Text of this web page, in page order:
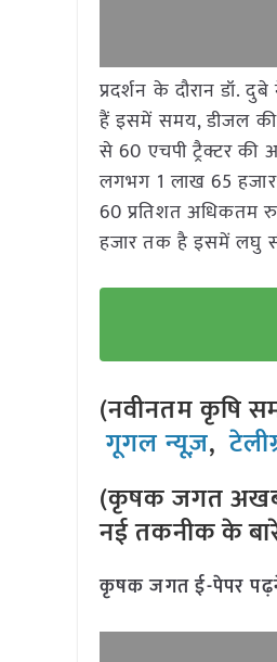
प्रदर्शन के दौरान डॉ.
हैं इसमें समय, डीजल की
से 60 एचपी ट्रैक्टर
लगभग 1 लाख 65
60 प्रतिशत अधिकतम
हजार तक है इसमें लघु
(नवीनतम कृषि
गूगल न्यूज़,
(कृषक जगत
नई तकनीक के
कृषक जगत ई-पेपर